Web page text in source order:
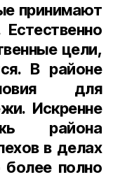
принимают
цели,
В районе
для
Искренне
района
в делах
более полно